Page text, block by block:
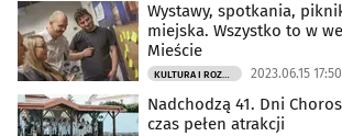
Wystawy, spotkania,
miejska. Wszystko to w
Mieście
KULTURA I ROZRYWKA 2023.06.15 17:50
Nadchodzą 41. Dni
czas pełen atrakcji